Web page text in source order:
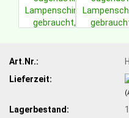
Art.Nr.:
Lieferzeit:
Lagerbestand: 1